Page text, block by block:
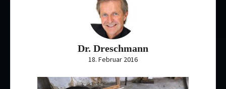
Dr. Dreschmann
18. Februar 2016